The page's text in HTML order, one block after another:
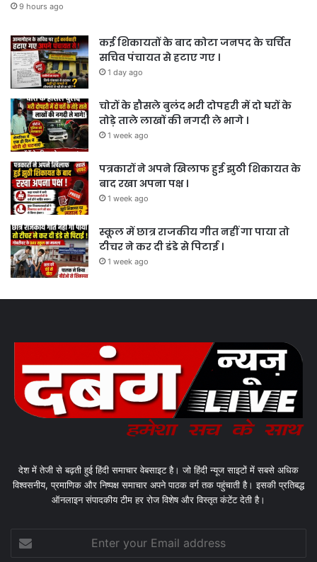
9 hours ago
कई शिकायतों के बाद कोटा जनपद के चर्चित
सचिव पंचायत से हटाए गए ।
1 day ago
चोरों के हौसले बुलंद भरी दोपहरी में दो घरों के
तोड़े ताले लाखों की नगदी ले भागे ।
1 week ago
पत्रकारों ने अपने खिलाफ हुई झुठी शिकायत के
बाद रखा अपना पक्ष ।
1 week ago
स्कूल में छात्र राजकीय गीत नहीं गा पाया तो
टीचर ने कर दी डंडे से पिटाई ।
1 week ago
देश में तेजी से बढ़ती हुई हिंदी समाचार वेबसाइट है। जो हिंदी न्यूज साइटों में सबसे अधिक
विश्वसनीय, प्रमाणिक और निष्पक्ष समाचार अपने पाठक वर्ग तक पहुंचाती है। इसकी प्रतिबद्ध
ऑनलाइन संपादकीय टीम हर रोज विशेष और विस्तृत कंटेंट देती है।
your